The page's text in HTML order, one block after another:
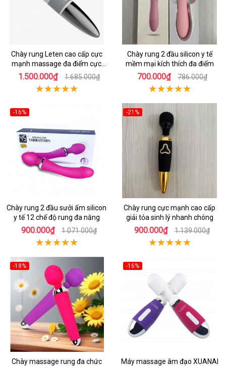
Chày rung Leten cao cấp cực
mạnh massage đa điểm cực
khoái cực phê
1.500.000₫ 1.685.000₫
Chày rung 2 đầu silicon y tế
mềm mại kích thích đa điểm
700.000₫ 786.000₫
-16%
Chày rung 2 đầu sưởi ấm silicon
y tế 12 chế độ rung đa năng
900.000₫ 1.071.000₫
-21%
Chày rung cực mạnh cao cấp
giải tỏa sinh lý nhanh chóng
900.000₫ 1.139.000₫
-18%
Chày massage rung đa chức
-16%
Máy massage âm đạo XUANAI